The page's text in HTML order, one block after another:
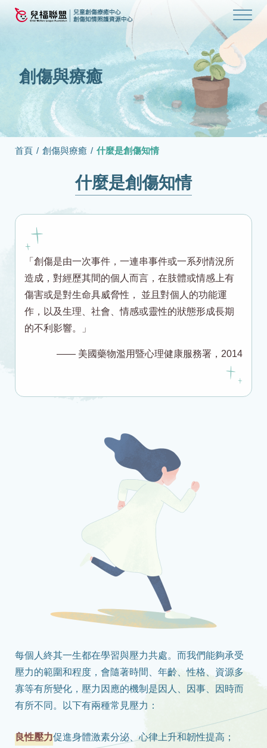
創傷與療癒
首頁 / 創傷與療癒 / 什麼是創傷知情
什麼是創傷知情
「創傷是由一次事件，一連串事件或一系列情況所
造成，對經歷其間的個人而言，在肢體或情感上有
傷害或是對生命具威脅性， 並且對個人的功能運
作，以及生理、社會、情感或靈性的狀態形成長期
的不利影響。」
—— 美國藥物濫用暨心理健康服務署，2014
每個人終其一生都在學習與壓力共處。而我們能夠承受
壓力的範圍和程度，會隨著時間、年齡、性格、資源多
寡等有所變化，壓力因應的機制是因人、因事、因時而
有所不同。以下有兩種常見壓力：
良性壓力促進身體激素分泌、心律上升和韌性提高；